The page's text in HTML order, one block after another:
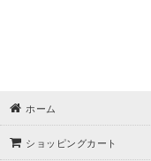
ホーム
ショッピングカート